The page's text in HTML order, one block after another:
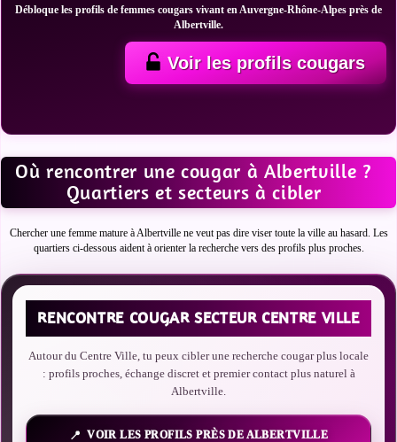
Débloque les profils de femmes cougars vivant en Auvergne-Rhône-Alpes près de
Albertville.
Voir les profils cougars
Où rencontrer une cougar à Albertville ?
Quartiers et secteurs à cibler
Chercher une femme mature à Albertville ne veut pas dire viser toute la ville au hasard. Les
quartiers ci-dessous aident à orienter la recherche vers des profils plus proches.
RENCONTRE COUGAR SECTEUR CENTRE VILLE
Autour du Centre Ville, tu peux cibler une recherche cougar plus locale
: profils proches, échange discret et premier contact plus naturel à
Albertville.
VOIR LES PROFILS PRÈS DE ALBERTVILLE